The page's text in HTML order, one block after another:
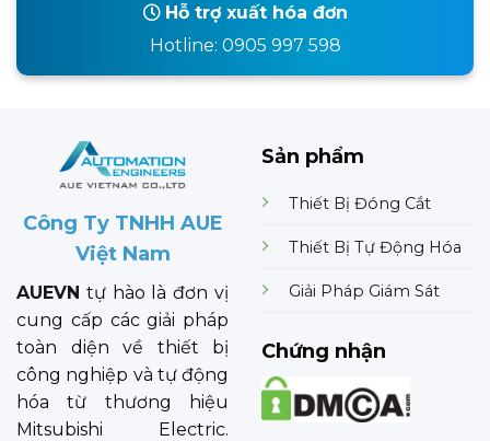
Hỗ trợ xuất hóa đơn
Hotline: 0905 997 598
Công Ty TNHH AUE
Việt Nam
AUEVN tự hào là đơn vị
cung cấp các giải pháp
toàn diện về thiết bị
công nghiệp và tự động
hóa từ thương hiệu
Mitsubishi Electric.
Sản phẩm
Thiết Bị Đóng Cắt
Thiết Bị Tự Động Hóa
Giải Pháp Giám Sát
Chứng nhận